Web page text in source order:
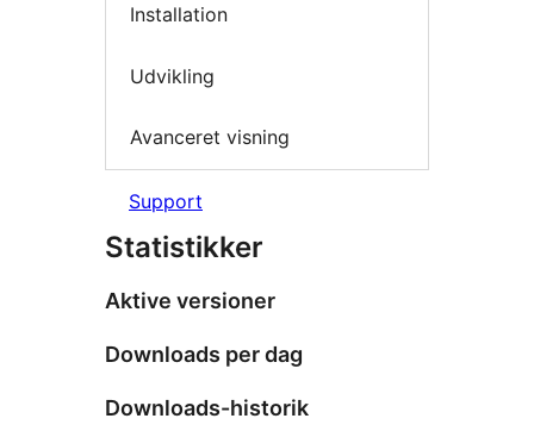
Installation
Udvikling
Avanceret visning
Support
Statistikker
Aktive versioner
Downloads per dag
Downloads-historik